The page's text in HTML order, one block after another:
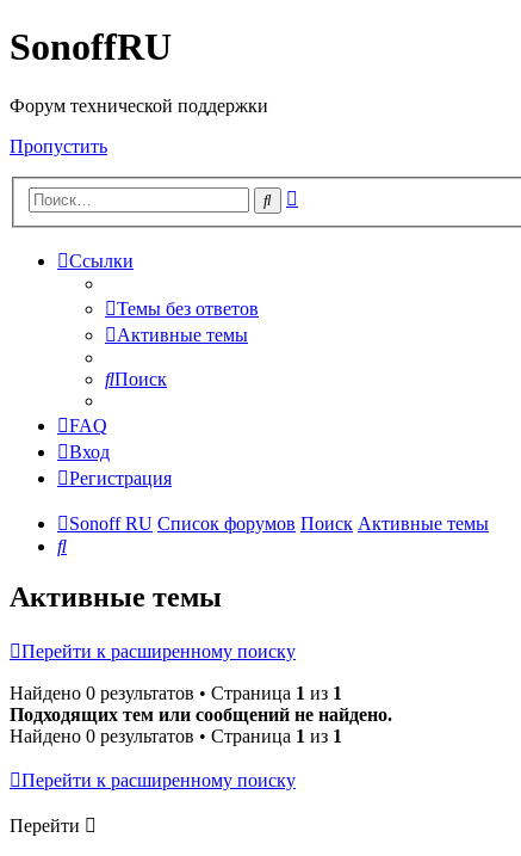
SonoffRU
Форум технической поддержки
Пропустить
Поиск
Ссылки
Темы без ответов
Активные темы
Поиск
FAQ
Вход
Регистрация
Sonoff RU Список форумов Поиск Активные темы
Поиск
Активные темы
Перейти к расширенному поиску
Найдено 0 результатов • Страница 1 из 1
Подходящих тем или сообщений не найдено.
Найдено 0 результатов • Страница 1 из 1
Перейти к расширенному поиску
Перейти